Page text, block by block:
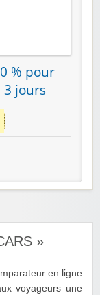
% pour
jours
»
en ligne
voyageurs une